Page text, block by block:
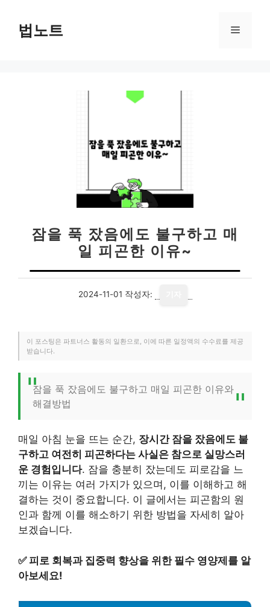
법노트 메
잠을 푹 잤음에도 불구하고 매
일 피곤한 이유~
2024-11-01 작성자:
이 포스팅은 파트너스 활동의 일환으로, 이에 따른 일정액의 수수료를 제공
받습니다.
잠을 푹 잤음에도 불구하고 매일 피곤한 이유와
해결방법
매일 아침 눈을 뜨는 순간, 장시간 잠을 잤음에도 불
구하고 여전히 피곤하다는 사실은 참으로 실망스러
운 경험입니다. 잠을 충분히 잤는데도 피로감을 느
끼는 이유는 여러 가지가 있으며, 이를 이해하고 해
결하는 것이 중요합니다. 이 글에서는 피곤함의 원
인과 함께 이를 해소하기 위한 방법을 자세히 알아
보겠습니다.
✅ 피로 회복과 집중력 향상을 위한 필수 영양제를 알
아보세요!